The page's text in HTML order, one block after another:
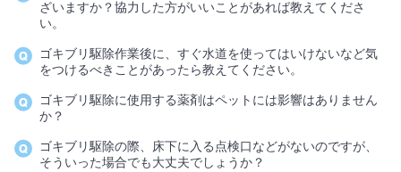
ざいますか？協力した方がいいことがあれば教えてくださ
い。
ゴキブリ駆除作業後に、すぐ水道を使ってはいけないなど気
をつけるべきことがあったら教えてください。
ゴキブリ駆除に使用する薬剤はペットには影響はありません
か？
ゴキブリ駆除の際、床下に入る点検口などがないのですが、
そういった場合でも大丈夫でしょうか？